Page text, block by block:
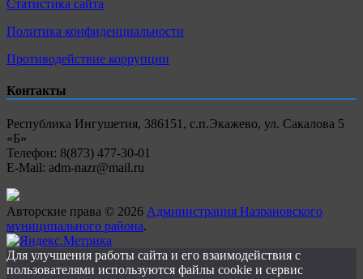
Статистика сайта
Политика конфиденциальности
Противодействие коррупции
Контакты
Республика Ингушетия, 386151, с.п.Экажево, ул. Сакалова 5
«Б»
Телефон: 8(873) 477-30-01
E-Mail: adm-nazr@mail.ru
Авторские права © 2026 Администрация Назрановского
муниципального района.
Для улучшения работы сайта и его взаимодействия с
пользователями используются файлы cookie и сервис